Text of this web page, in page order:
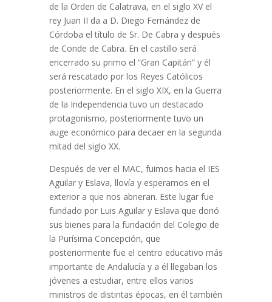
de la Orden de Calatrava, en el siglo XV el
rey Juan II da a D. Diego Fernández de
Córdoba el título de Sr. De Cabra y después
de Conde de Cabra. En el castillo será
encerrado su primo el “Gran Capitán” y él
será rescatado por los Reyes Católicos
posteriormente. En el siglo XIX, en la Guerra
de la Independencia tuvo un destacado
protagonismo, posteriormente tuvo un
auge económico para decaer en la segunda
mitad del siglo XX.
Después de ver el MAC, fuimos hacia el IES
Aguilar y Eslava, llovía y esperamos en el
exterior a que nos abrieran. Este lugar fue
fundado por Luis Aguilar y Eslava que donó
sus bienes para la fundación del Colegio de
la Purísima Concepción, que
posteriormente fue el centro educativo más
importante de Andalucía y a él llegaban los
jóvenes a estudiar, entre ellos varios
ministros de distintas épocas, en él también